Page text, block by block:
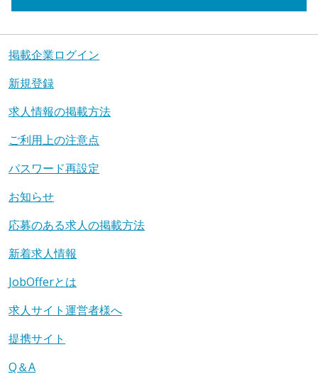
掲載企業ログイン
新規登録
求人情報の掲載方法
ご利用上の注意点
パスワード再設定
お知らせ
応募のある求人の掲載方法
新着求人情報
JobOfferとは
求人サイト運営者様へ
提携サイト
Q＆A